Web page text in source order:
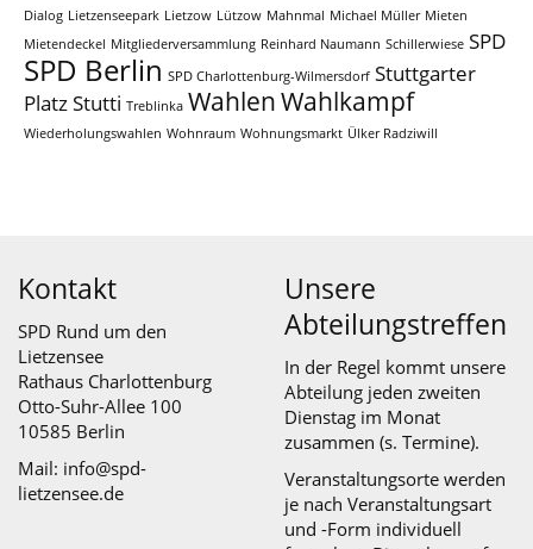
Dialog Lietzenseepark Lietzow Lützow Mahnmal Michael Müller Mieten
Mietendeckel Mitgliederversammlung Reinhard Naumann Schillerwiese SPD
SPD Berlin SPD Charlottenburg-Wilmersdorf Stuttgarter
PlatzStutti Treblinka WahlenWahlkampf
Wiederholungswahlen Wohnraum Wohnungsmarkt Ülker Radziwill
Kontakt
SPD Rund um den
Lietzensee
Rathaus Charlottenburg
Otto-Suhr-Allee 100
10585 Berlin
Mail: info@spd-
lietzensee.de
Unsere
Abteilungstreffen
In der Regel kommt unsere
Abteilung jeden zweiten
Dienstag im Monat
zusammen (s. Termine).
Veranstaltungsorte werden
je nach Veranstaltungsart
und -Form individuell